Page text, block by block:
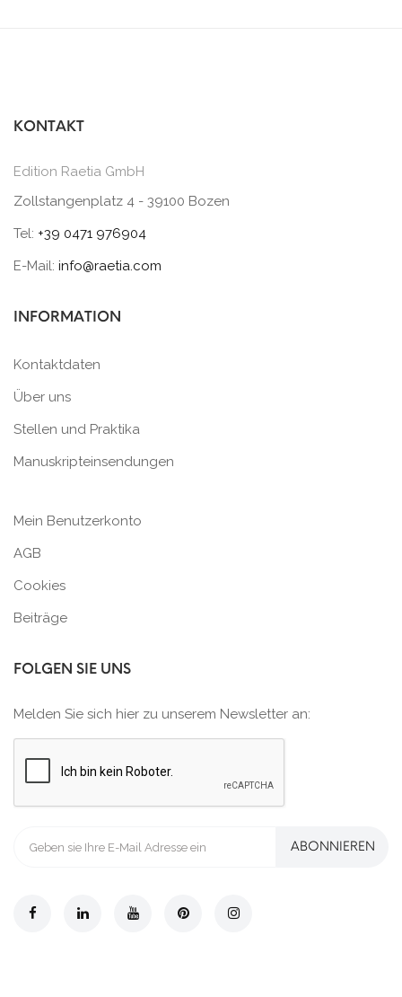
KONTAKT
Edition Raetia GmbH
Zollstangenplatz 4 - 39100 Bozen
Tel: +39 0471 976904
E-Mail: info@raetia.com
INFORMATION
Kontaktdaten
Über uns
Stellen und Praktika
Manuskripteinsendungen
Mein Benutzerkonto
AGB
Cookies
Beiträge
FOLGEN SIE UNS
Melden Sie sich hier zu unserem Newsletter an:
ABONNIEREN